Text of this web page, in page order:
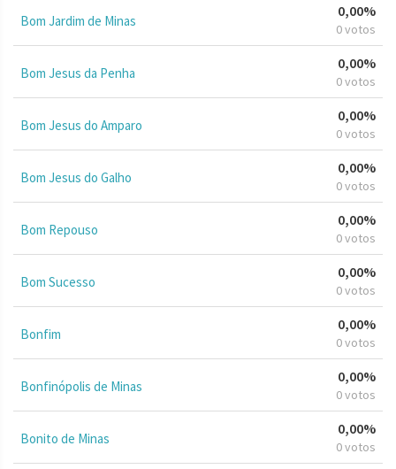
Bom Jardim de Minas
0,00%
0 votos
Bom Jesus da Penha
0,00%
0 votos
Bom Jesus do Amparo
0,00%
0 votos
Bom Jesus do Galho
0,00%
0 votos
Bom Repouso
0,00%
0 votos
Bom Sucesso
0,00%
0 votos
Bonfim
0,00%
0 votos
Bonfinópolis de Minas
0,00%
0 votos
Bonito de Minas
0,00%
0 votos